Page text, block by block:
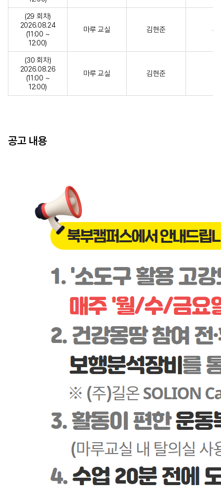
(29 회차)
2026.08.24
(11:00 ~
12:00)
마루 교실 김현준 튜
(30 회차)
2026.08.26
(11:00 ~
12:00)
마루 교실 김현준
공고 내용